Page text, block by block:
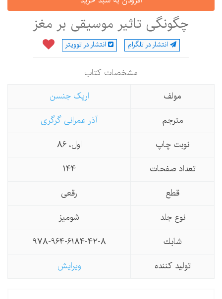
چگونگی تاثیر موسیقی بر مغز
انتشار در تلگرام انتشار در توویتر
مشخصات كتاب
مولف
اریک جنسن
مترجم
آذر عمرانی گرگری
نوبت چاپ
اول، 86
تعداد صفحات
144
قطع
رقعی
نوع جلد
شومیز
شابك
978-964-6184-42-8
تولید كننده
ویرایش